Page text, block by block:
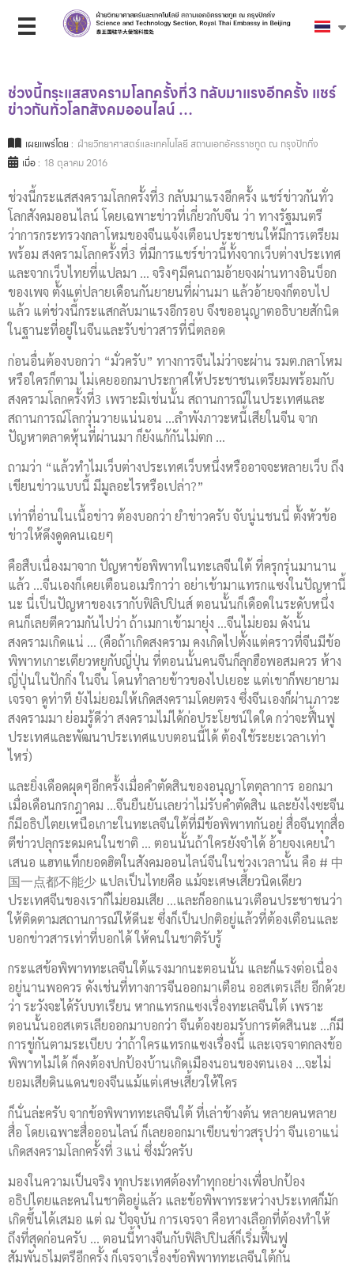
ช่วงนี้กระแสสงครามโลกครั้งที่3 กลับมาแรงอีกครั้ง แชร์
ข่าวกันทั่วโลกสังคมออนไลน์ …
เผยแพร่โดย : ฝ่ายวิทยาศาสตร์และเทคโนโลยี สถานเอกอัครราชทูต ณ กรุงปักกิ่ง
เมื่อ : 18 ตุลาคม 2016
ช่วงนี้กระแสสงครามโลกครั้งที่3 กลับมาแรงอีกครั้ง แชร์ข่าวกันทั่ว
โลกสังคมออนไลน์ โดยเฉพาะข่าวที่เกี่ยวกับจีน ว่า ทางรัฐมนตรี
ว่าการกระทรวงกลาโหมของจีนแจ้งเตือนประชาชนให้มีการเตรียม
พร้อม สงครามโลกครั้งที่3 ที่มีการแชร์ข่าวนี้ทั้งจากเว็บต่างประเทศ
และจากเว็บไทยที่แปลมา … จริงๆมีคนถามอ้ายจงผ่านทางอินบ็อก
ของเพจ ตั้งแต่ปลายเดือนกันยายนที่ผ่านมา แล้วอ้ายจงก็ตอบไป
แล้ว แต่ช่วงนี้กระแสกลับมาแรงอีกรอบ จึงขออนุญาตอธิบายสักนิด
ในฐานะที่อยู่ในจีนและรับข่าวสารที่นี่ตลอด
ก่อนอื่นต้องบอกว่า “มั่วครับ” ทางการจีนไม่ว่าจะผ่าน รมต.กลาโหม
หรือใครก็ตาม ไม่เคยออกมาประกาศให้ประชาชนเตรียมพร้อมกับ
สงครามโลกครั้งที่3 เพราะมิเช่นนั้น สถานการณ์ในประเทศและ
สถานการณ์โลกวุ่นวายแน่นอน …ลำพังภาวะหนี้เสียในจีน จาก
ปัญหาตลาดหุ้นที่ผ่านมา ก็ยังแก้กันไม่ตก …
ถามว่า “แล้วทำไมเว็บต่างประเทศเว็บหนึ่งหรืออาจจะหลายเว็บ ถึง
เขียนข่าวแบบนี้ มีมูลอะไรหรือเปล่า?”
เท่าที่อ่านในเนื้อข่าว ต้องบอกว่า ยำข่าวครับ จับนู่นชนนี่ ตั้งหัวข้อ
ข่าวให้ดึงดูดคนเฉยๆ
คือสืบเนื่องมาจาก ปัญหาข้อพิพาทในทะเลจีนใต้ ที่ครุกรุ่นมานาน
แล้ว …จีนเองก็เคยเตือนอเมริกาว่า อย่าเข้ามาแทรกแซงในปัญหานี้
นะ นี่เป็นปัญหาของเรากับฟิลิปปินส์ ตอนนั้นก็เดือดในระดับหนึ่ง
คนก็เลยตีความกันไปว่า ถ้าเมกาเข้ามายุ่ง …จีนไม่ยอม ดังนั้น
สงครามเกิดแน่ … (คือถ้าเกิดสงคราม คงเกิดไปตั้งแต่คราวที่จีนมีข้อ
พิพาทเกาะเตียวหยูกับญี่ปุ่น ที่ตอนนั้นคนจีนก็ลุกฮือพอสมควร ห้าง
ญี่ปุ่นในปักกิ่ง ในจีน โดนทำลายข้าวของไปเยอะ แต่เขาก็พยายาม
เจรจา ดูท่าที ยังไม่ยอมให้เกิดสงครามโดยตรง ซึ่งจีนเองก็ผ่านภาวะ
สงครามมา ย่อมรู้ดีว่า สงครามไม่ได้ก่อประโยชน์ใดใด กว่าจะฟื้นฟู
ประเทศและพัฒนาประเทศแบบตอนนี้ได้ ต้องใช้ระยะเวลาเท่า
ไหร่)
และยิ่งเดือดผุดๆอีกครั้งเมื่อคำตัดสินของอนุญาโตตุลาการ ออกมา
เมื่อเดือนกรกฎาคม …จีนยืนยันเลยว่าไม่รับคำตัดสิน และยังไงซะจีน
ก็มีอธิปไตยเหนือเกาะในทะเลจีนใต้ที่มีข้อพิพาทกันอยู่ สื่อจีนทุกสื่อ
ตีข่าวปลุกระดมคนในชาติ … ตอนนั้นถ้าใครยังจำได้ อ้ายจงเคยนำ
เสนอ แฮทแท็กยอดฮิตในสังคมออนไลน์จีนในช่วงเวลานั้น คือ # 中
国一点都不能少 แปลเป็นไทยคือ แม้จะเศษเสี้ยวนิดเดียว
ประเทศจีนของเราก็ไม่ยอมเสีย …และก็ออกแนวเตือนประชาชนว่า
ให้ติดตามสถานการณ์ให้ดีนะ ซึ่งก็เป็นปกติอยู่แล้วที่ต้องเตือนและ
บอกข่าวสารเท่าที่บอกได้ ให้คนในชาติรับรู้
กระแสข้อพิพาททะเลจีนใต้แรงมากนะตอนนั้น และก็แรงต่อเนื่อง
อยู่นานพอควร ดังเช่นที่ทางการจีนออกมาเตือน ออสเตรเลีย อีกด้วย
ว่า ระวังจะได้รับบทเรียน หากแทรกแซงเรื่องทะเลจีนใต้ เพราะ
ตอนนั้นออสเตรเลียออกมาบอกว่า จีนต้องยอมรับการตัดสินนะ …ก็มี
การขู่กันตามระเบียบ ว่าถ้าใครแทรกแซงเรื่องนี้ และเจรจาตกลงข้อ
พิพาทไม่ได้ ก็คงต้องปกป้องบ้านเกิดเมืองนอนของตนเอง …จะไม่
ยอมเสียดินแดนของจีนแม้แต่เศษเสี้ยวให้ใคร
ก็นั่นล่ะครับ จากข้อพิพาททะเลจีนใต้ ที่เล่าข้างต้น หลายคนหลาย
สื่อ โดยเฉพาะสื่อออนไลน์ ก็เลยออกมาเขียนข่าวสรุปว่า จีนเอาแน่
เกิดสงครามโลกครั้งที่ 3แน่ ซึ่งมั่วครับ
มองในความเป็นจริง ทุกประเทศต้องทำทุกอย่างเพื่อปกป้อง
อธิปไตยและคนในชาติอยู่แล้ว และข้อพิพาทระหว่างประเทศก็มัก
เกิดขึ้นได้เสมอ แต่ ณ ปัจจุบัน การเจรจา คือทางเลือกที่ต้องทำให้
ถึงที่สุดก่อนครับ … ตอนนี้ทางจีนกับฟิลิปปินส์ก็เริ่มฟื้นฟู
สัมพันธไมตรีอีกครั้ง ก็เจรจาเรื่องข้อพิพาททะเลจีนใต้กัน